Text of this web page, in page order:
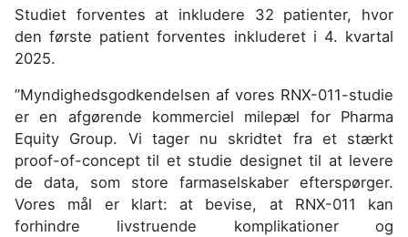
Studiet forventes at inkludere 32 patienter, hvor
den første patient forventes inkluderet i 4. kvartal
2025.
”Myndighedsgodkendelsen af vores RNX-011-studie
er en afgørende kommerciel milepæl for Pharma
Equity Group. Vi tager nu skridtet fra et stærkt
proof-of-concept til et studie designet til at levere
de data, som store farmaselskaber efterspørger.
Vores mål er klart: at bevise, at RNX-011 kan
forhindre livstruende komplikationer og